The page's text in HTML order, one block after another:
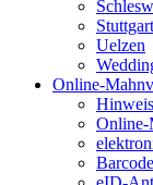
Stuttgart
Uelzen
Online-
Online-